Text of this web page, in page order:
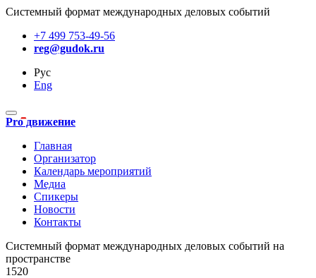
Системный формат международных деловых событий
+7 499 753-49-56
reg@gudok.ru
Рус
Eng
Pro движение
Главная
Организатор
Календарь мероприятий
Медиа
Спикеры
Новости
Контакты
Cистемный формат международных деловых событий на
пространстве
1520